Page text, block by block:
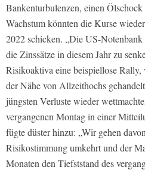
Bankenturbulenzen, einen
Wachstum könnten die Kurse
2022 schicken. „Die US-
die Zinssätze in diesem Jahr zu
Risikoaktiva eine beispiellose
der Nähe von Allzeithochs
jüngsten Verluste wieder
vergangenen Montag in einer
fügte düster hinzu: „Wir gehen
Risikostimmung umkehrt und der
Monaten den Tiefststand des